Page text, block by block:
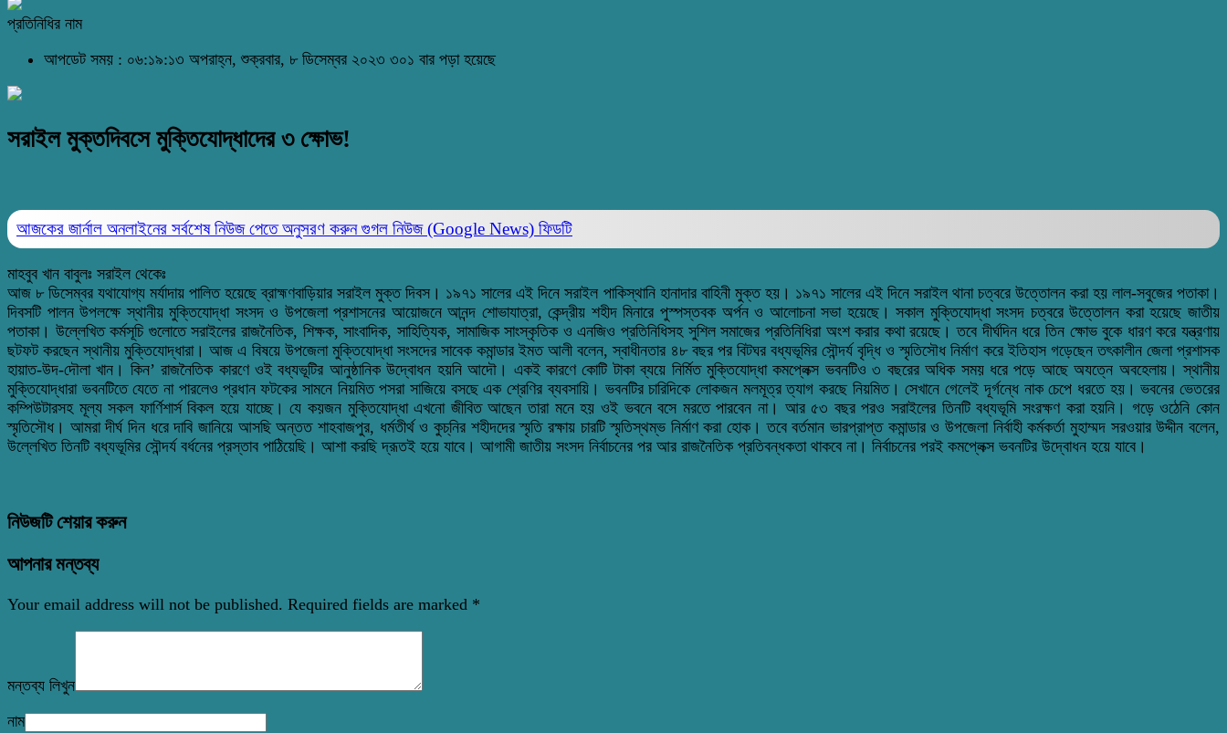
প্রতিনিধির নাম
আপডেট সময় : ০৬:১৯:১৩ অপরাহ্ন, শুক্রবার, ৮ ডিসেম্বর ২০২৩ ৩০১ বার পড়া হয়েছে
সরাইল মুক্তদিবসে মুক্তিযোদ্ধাদের ৩ ক্ষোভ!
আজকের জার্নাল অনলাইনের সর্বশেষ নিউজ পেতে অনুসরণ করুনগুগল নিউজ (Google News) ফিডটি
মাহবুব খান বাবুলঃ সরাইল থেকেঃ
আজ ৮ ডিসেম্বর যথাযোগ্য মর্যাদায় পালিত হয়েছে ব্রাহ্মণবাড়িয়ার সরাইল মুক্ত দিবস। ১৯৭১ সালের এই দিনে সরাইল পাকিস্থানি হানাদার বাহিনী মুক্ত হয়। ১৯৭১ সালের এই দিনে সরাইল থানা চত্বরে উত্তোলন করা হয় লাল-সবুজের পতাকা।
দিবসটি পালন উপলক্ষে স্থানীয় মুক্তিযোদ্ধা সংসদ ও উপজেলা প্রশাসনের আয়োজনে আনন্দ শোভাযাত্রা, কেন্দ্রীয় শহীদ মিনারে পুস্পস্তবক অর্পন ও আলোচনা সভা হয়েছে। সকাল মুক্তিযোদ্ধা সংসদ চত্বরে উত্তোলন করা হয়েছে জাতীয়
পতাকা। উল্লেখিত কর্মসূচি গুলোতে সরাইলের রাজনৈতিক, শিক্ষক, সাংবাদিক, সাহিত্যিক, সামাজিক সাংস্কৃতিক ও এনজিও প্রতিনিধিসহ সুশিল সমাজের প্রতিনিধিরা অংশ করার কথা রয়েছে। তবে দীর্ঘদিন ধরে তিন ক্ষোভ বুকে ধারণ করে যন্ত্রণায়
ছটফট করছেন স্থানীয় মুক্তিযোদ্ধারা। আজ এ বিষয়ে উপজেলা মুক্তিযোদ্ধা সংসদের সাবেক কমান্ডার ইমত আলী বলেন, স্বাধীনতার ৪৮ বছর পর বিটঘর বধ্যভূমির সৌন্দর্য বৃদ্ধি ও স্মৃতিসৌধ নির্মাণ করে ইতিহাস গড়েছেন তৎকালীন জেলা প্রশাসক
হায়াত-উদ-দৌলা খান। কিন’ রাজনৈতিক কারণে ওই বধ্যভূটির আনুষ্ঠানিক উদ্বোধন হয়নি আদৌ। একই কারণে কোটি টাকা ব্যয়ে নির্মিত মুক্তিযোদ্ধা কমপ্লেক্স ভবনটিও ৩ বছরের অধিক সময় ধরে পড়ে আছে অযত্নে অবহেলায়। স্থানীয়
মুক্তিযোদ্ধারা ভবনটিতে যেতে না পারলেও প্রধান ফটকের সামনে নিয়মিত পসরা সাজিয়ে বসছে এক শ্রেণির ব্যবসায়ি। ভবনটির চারিদিকে লোকজন মলমূত্র ত্যাগ করছে নিয়মিত। সেখানে গেলেই দূর্গন্ধে নাক চেপে ধরতে হয়। ভবনের ভেতরের
কম্পিউটারসহ মূল্য সকল ফার্ণিশার্স বিকল হয়ে যাচ্ছে। যে কয়জন মুক্তিযোদ্ধা এখনো জীবিত আছেন তারা মনে হয় ওই ভবনে বসে মরতে পারবেন না। আর ৫৩ বছর পরও সরাইলের তিনটি বধ্যভূমি সংরক্ষণ করা হয়নি। গড়ে ওঠেনি কোন
স্মৃতিসৌধ। আমরা দীর্ঘ দিন ধরে দাবি জানিয়ে আসছি অন্তত শাহবাজপুর, ধর্মতীর্থ ও কুচ্‌নির শহীদদের স্মৃতি রক্ষায় চারটি স্মৃতিস্থম্ভ নির্মাণ করা হোক। তবে বর্তমান ভারপ্রাপ্ত কমান্ডার ও উপজেলা নির্বাহী কর্মকর্তা মুহাম্মদ সরওয়ার উদ্দীন বলেন,
উল্লেখিত তিনটি বধ্যভূমির সৌন্দর্য বর্ধনের প্রস্তাব পাঠিয়েছি। আশা করছি দ্রূতই হয়ে যাবে। আগামী জাতীয় সংসদ নির্বাচনের পর আর রাজনৈতিক প্রতিবন্ধকতা থাকবে না। নির্বাচনের পরই কমপ্লেক্স ভবনটির উদ্বোধন হয়ে যাবে।
নিউজটি শেয়ার করুন
আপনার মন্তব্য
Your email address will not be published. Required fields are marked *
মন্তব্য লিখুন
নাম